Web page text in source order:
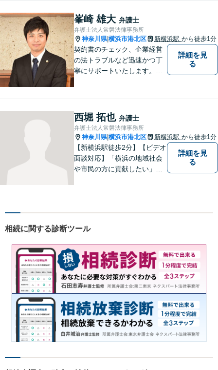
り】
峯崎 雄大 弁護士
弁護士法人常磐法律事務所
神奈川県|横浜市港北区 新横浜駅 から徒歩1分
契約書のチェック、企業経営
の法トラブルなど迅速かつ丁
寧にサポートいたします。ど
詳細を見
る
西堀 拓也 弁護士
弁護士法人常磐法律事務所
神奈川県|横浜市港北区 新横浜駅 から徒歩1分
【新横浜駅徒歩2分】【ビデオ
面談対応】「横浜の地域社会
や市民の方に貢献したい」を
トができるよう全力を尽くし
律トラブルの解決を目指しま
す。
詳細を見
る
相続に関する診断ツール